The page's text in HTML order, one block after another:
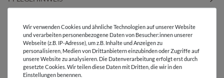
BEWERTUNGEN
HERSTELLERINFORMATIONEN
Wir verwenden Cookies und ähnliche Technologien auf unserer Website
und verarbeiten personenbezogene Daten von Besucher:innen unserer
Webseite (z.B. IP-Adresse), um z.B. Inhalte und Anzeigen zu
personalisieren, Medien von Drittanbietern einzubinden oder Zugriffe auf
unsere Website zu analysieren. Die Datenverarbeitung erfolgt erst durch
gesetzte Cookies. Wir teilen diese Daten mit Dritten, die wir in den
Einstellungen benennen.